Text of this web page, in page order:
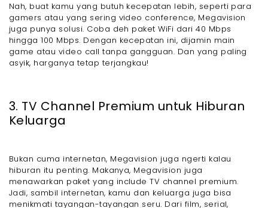
Nah, buat kamu yang butuh kecepatan lebih, seperti para
gamers atau yang sering video conference, Megavision
juga punya solusi. Coba deh paket WiFi dari 40 Mbps
hingga 100 Mbps. Dengan kecepatan ini, dijamin main
game atau video call tanpa gangguan. Dan yang paling
asyik, harganya tetap terjangkau!
3. TV Channel Premium untuk Hiburan
Keluarga
Bukan cuma internetan, Megavision juga ngerti kalau
hiburan itu penting. Makanya, Megavision juga
menawarkan paket yang include TV channel premium.
Jadi, sambil internetan, kamu dan keluarga juga bisa
menikmati tayangan-tayangan seru. Dari film, serial,